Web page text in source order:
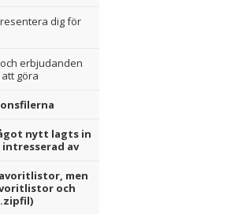
dig för
erbjudanden
göra
nytt lagts in
intresserad av
men
och